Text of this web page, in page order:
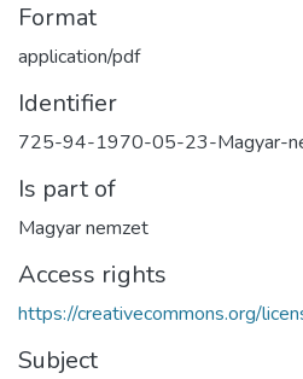
Format
application/pdf
Identifier
725-94-1970-05-23-Magyar-
Is part of
Magyar nemzet
Access rights
https://creativecommons.org/
Subject